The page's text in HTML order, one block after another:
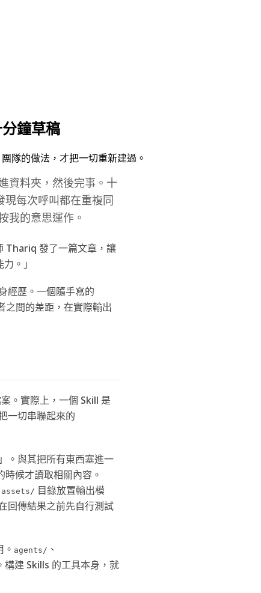
鐘草稿
隊的做法，才把一切重新建過。
資料夾，然後完事。十
現每次呼叫都在重複同
我的意思運作。
Thariq 發了一篇文章，讓
。」
經歷。一個隨手寫的
間的差距，在實際輸出
。實際上，一個 Skill 是
一切串聯起來的
。與其把所有東西塞進一
候才讀取相關內容。
assets/ 目錄放置輸出模
回傳結果之前先自行測試
agents/ 、
構建 Skills 的工具本身，就